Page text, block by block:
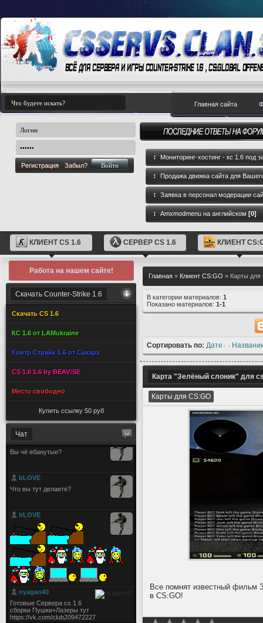
Главная сайта
Регистрация Забыл?
Мониторинг-хостинг - кс 1.6 под
Продажа движка сайта для
GameCMS[0]
Заявка в персонал модерации
Amxmodmenu на английском [0]
КЛИЕНТ CS 1.6 СЕРВЕР CS 1.6 КЛИЕНТ
Работа на нашем сайте!
Скачать Counter-Strike 1.6
Скачать CS 1.6
КС 1.6 от LAMukraine
Контр Страйк 1.6 от Сахара
CS 1.6 1.6 by BEAV!SE
Место свободно
Купить ссылку 50 руб
Чат
Главная » Клиент CS:GO » Карты для
В категории материалов: 1
Показано материалов: 1-1
Сортировать по: Дате ·
Карта "Зелёный слоник" для
Карты для CS:GO
Все помнят известный фильм
в CS:GO!